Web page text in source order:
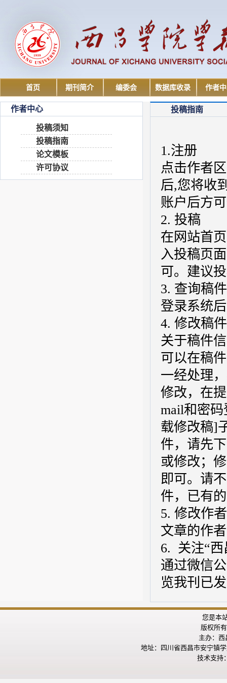
首页 期刊简介 编委会 数据库收录 作者
作者中心
投稿须知
投稿指南
论文模板
许可协议
投稿指南
1.注册
点击作者
后,您将收
账户后方
2. 投稿
在网站首
入投稿页
可。建议
3. 查询稿
登录系统
4. 修改稿件
关于稿件
可以在稿
一经处理
修改，在
mail和密
载修改稿]
件，请先
或修改；
即可。请
件，已有
5. 修改作
文章的作
6. 关注“
通过微信
览我刊已
您是本
版权所
主办：西
地址：四川省西昌市安宁镇
技术支持